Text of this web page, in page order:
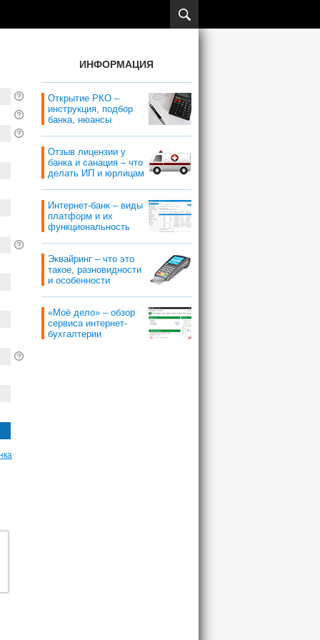
ИНФОРМАЦИЯ
Открытие РКО –
инструкция, подбор
банка, нюансы
Отзыв лицензии у
банка и санация – что
делать ИП и юрлицам
Интернет-банк – виды
платформ и их
функциональность
Эквайринг – что это
такое, разновидности
и особенности
«Моё дело» – обзор
сервиса интернет-
бухгалтерии